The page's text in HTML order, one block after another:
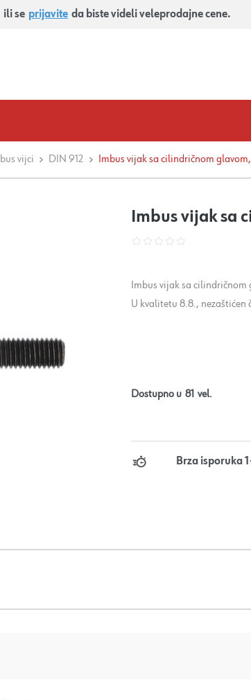
ili se prijavite da biste videli veleprodajne cene.
vijci DIN 912 Imbus vijak sa cilindričnom
Imbus vijak sa
Imbus vijak sa
U kvalitetu 8.8., nezaštićen
Dostupno u 81 vel.
Brza isporuka